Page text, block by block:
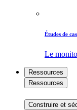
Études de
Le
Ressources
Ressources
Construire et